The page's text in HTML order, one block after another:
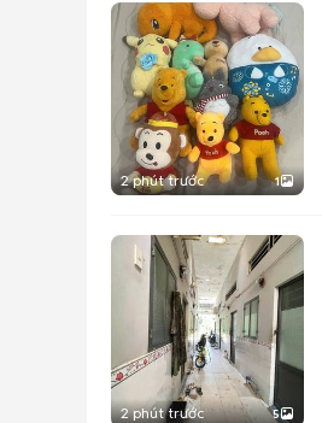
2 phút trước 1
2 phút trước 5